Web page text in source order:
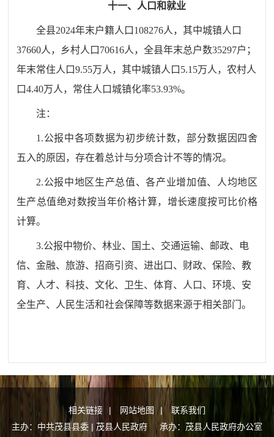
十一、人口和就业
全县2024年末户籍人口 108276人，其中城镇人口
37660人，乡村人口 70616人，全县年末总户数35297户；
年末常住人口9.55万人，其中城镇人口 5.15万人，农村人
口4.40万人， 常住人口城镇化率53.93%。
注：
1.公报中各项数据为初步统计数，部分数据因四舍
五入的原因，存在着总计与分项合计不等的情况。
2.公报中地区生产总值、各产业增加值、人均地区
生产总值绝对数按当年价格计算，增长速度按可比价格
计算。
3.公报中物价、林业、国土、交通运输、邮政、电
信、金融、旅游、招商引资、进出口、财政、保险、教
育、人才、科技、文化、卫生、体育、人口、环境、安
全生产、人民生活和社会保障等数据来源于相关部门。
相关链接 | 网站地图 |
联系我们
主办：中共茂县县委 | 茂县人民政府 承办：茂县人民政府办公室